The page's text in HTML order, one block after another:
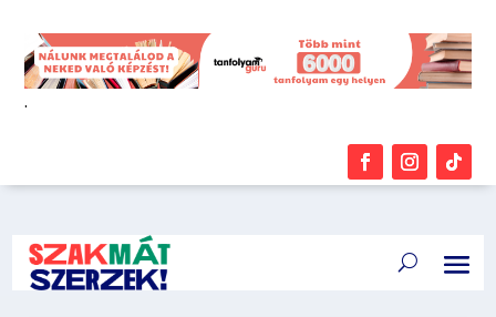
.